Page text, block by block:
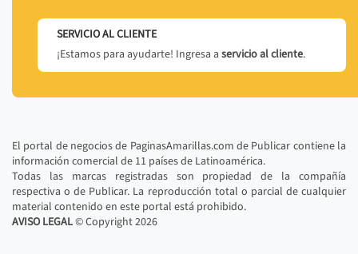
SERVICIO AL CLIENTE
¡Estamos para ayudarte! Ingresa a servicio al cliente.
El portal de negocios de PaginasAmarillas.com de Publicar contiene la
información comercial de 11 países de Latinoamérica.
Todas las marcas registradas son propiedad de la compañía
respectiva o de Publicar. La reproducción total o parcial de cualquier
material contenido en este portal está prohibido.
AVISO LEGAL© Copyright2026